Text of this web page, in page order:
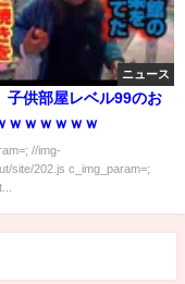
ニュース
子供部屋レベル99のお
ｗｗｗｗｗｗ
//img-
site/202.js c_img_param=;